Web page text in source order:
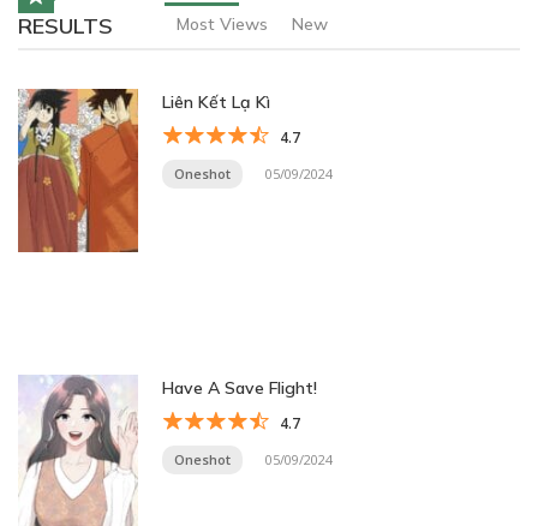
RESULTS
Most Views New
Liên Kết Lạ Kì
4.7
Oneshot 05/09/2024
Have A Save Flight!
4.7
Oneshot 05/09/2024